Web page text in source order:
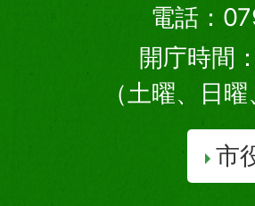
電話：
開庁時間
（土曜、日
市